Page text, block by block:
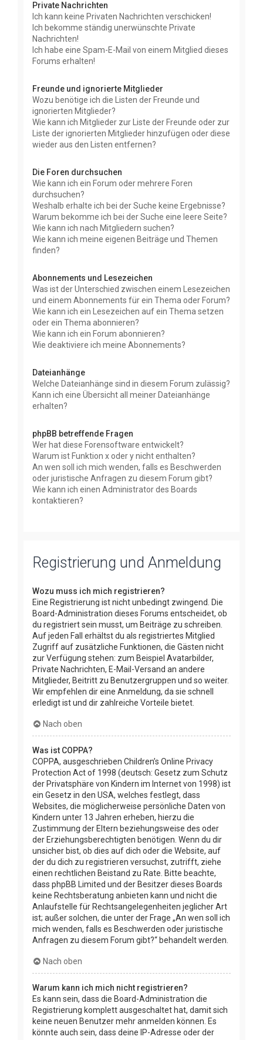
Private Nachrichten
Ich kann keine Privaten Nachrichten verschicken!
Ich bekomme ständig unerwünschte Private
Nachrichten!
Ich habe eine Spam-E-Mail von einem Mitglied dieses
Forums erhalten!
Freunde und ignorierte Mitglieder
Wozu benötige ich die Listen der Freunde und
ignorierten Mitglieder?
Wie kann ich Mitglieder zur Liste der Freunde oder zur
Liste der ignorierten Mitglieder hinzufügen oder diese
wieder aus den Listen entfernen?
Die Foren durchsuchen
Wie kann ich ein Forum oder mehrere Foren
durchsuchen?
Weshalb erhalte ich bei der Suche keine Ergebnisse?
Warum bekomme ich bei der Suche eine leere Seite?
Wie kann ich nach Mitgliedern suchen?
Wie kann ich meine eigenen Beiträge und Themen
finden?
Abonnements und Lesezeichen
Was ist der Unterschied zwischen einem Lesezeichen
und einem Abonnements für ein Thema oder Forum?
Wie kann ich ein Lesezeichen auf ein Thema setzen
oder ein Thema abonnieren?
Wie kann ich ein Forum abonnieren?
Wie deaktiviere ich meine Abonnements?
Dateianhänge
Welche Dateianhänge sind in diesem Forum zulässig?
Kann ich eine Übersicht all meiner Dateianhänge
erhalten?
phpBB betreffende Fragen
Wer hat diese Forensoftware entwickelt?
Warum ist Funktion x oder y nicht enthalten?
An wen soll ich mich wenden, falls es Beschwerden
oder juristische Anfragen zu diesem Forum gibt?
Wie kann ich einen Administrator des Boards
kontaktieren?
Registrierung und Anmeldung
Wozu muss ich mich registrieren?
Eine Registrierung ist nicht unbedingt zwingend. Die
Board-Administration dieses Forums entscheidet, ob
du registriert sein musst, um Beiträge zu schreiben.
Auf jeden Fall erhältst du als registriertes Mitglied
Zugriff auf zusätzliche Funktionen, die Gästen nicht
zur Verfügung stehen: zum Beispiel Avatarbilder,
Private Nachrichten, E-Mail-Versand an andere
Mitglieder, Beitritt zu Benutzergruppen und so weiter.
Wir empfehlen dir eine Anmeldung, da sie schnell
erledigt ist und dir zahlreiche Vorteile bietet.
Nach oben
Was ist COPPA?
COPPA, ausgeschrieben Children’s Online Privacy
Protection Act of 1998 (deutsch: Gesetz zum Schutz
der Privatsphäre von Kindern im Internet von 1998) ist
ein Gesetz in den USA, welches festlegt, dass
Websites, die möglicherweise persönliche Daten von
Kindern unter 13 Jahren erheben, hierzu die
Zustimmung der Eltern beziehungsweise des oder
der Erziehungsberechtigten benötigen. Wenn du dir
unsicher bist, ob dies auf dich oder die Website, auf
der du dich zu registrieren versuchst, zutrifft, ziehe
einen rechtlichen Beistand zu Rate. Bitte beachte,
dass phpBB Limited und der Besitzer dieses Boards
keine Rechtsberatung anbieten kann und nicht die
Anlaufstelle für Rechtsangelegenheiten jeglicher Art
ist; außer solchen, die unter der Frage „An wen soll ich
mich wenden, falls es Beschwerden oder juristische
Anfragen zu diesem Forum gibt?“ behandelt werden.
Nach oben
Warum kann ich mich nicht registrieren?
Es kann sein, dass die Board-Administration die
Registrierung komplett ausgeschaltet hat, damit sich
keine neuen Benutzer mehr anmelden können. Es
könnte auch sein, dass deine IP-Adresse oder der